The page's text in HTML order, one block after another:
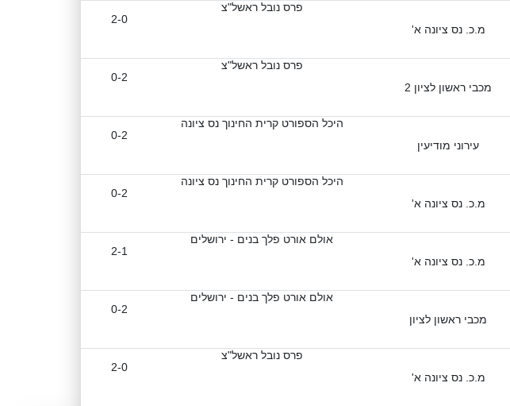
מ.כ. נס ציונה א'
פרס נובל ראשל"צ
2-0
מכבי ראשון לציון 2
פרס נובל ראשל"צ
0-2
עירוני מודיעין
היכל הספורט קרית החינוך נס ציונה
0-2
מ.כ. נס ציונה א'
היכל הספורט קרית החינוך נס ציונה
0-2
מ.כ. נס ציונה א'
אולם אורט פלך בנים - ירושלים
2-1
מכבי ראשון לציון
אולם אורט פלך בנים - ירושלים
0-2
מ.כ. נס ציונה א'
פרס נובל ראשל"צ
2-0